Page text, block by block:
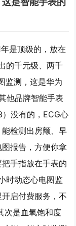
是顶级的，放在
的千元级、两千
监测，这是华为
他品牌智能手表
没有的，ECG心
检测出房颤、早
报告，方便你拿
手指放在手表的
时动态心电图监
启付费服务，不
次是血氧饱和度